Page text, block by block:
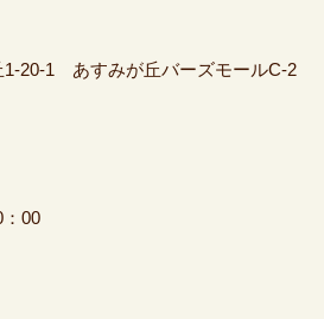
が丘1-20-1 あすみが丘バー
：00